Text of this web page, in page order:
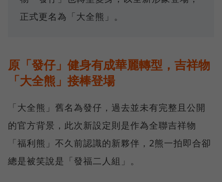
正式更名為「大全熊」。
原「發仔」健身有成華麗轉型，吉祥物
「大全熊」接棒登場
「大全熊」舊名為發仔，過去並未有完整且公開
的官方背景，此次新設定則是作為全聯吉祥物
「福利熊」不久前認識的新夥伴，2熊一拍即合卻
總是被笑說是「發福二人組」。